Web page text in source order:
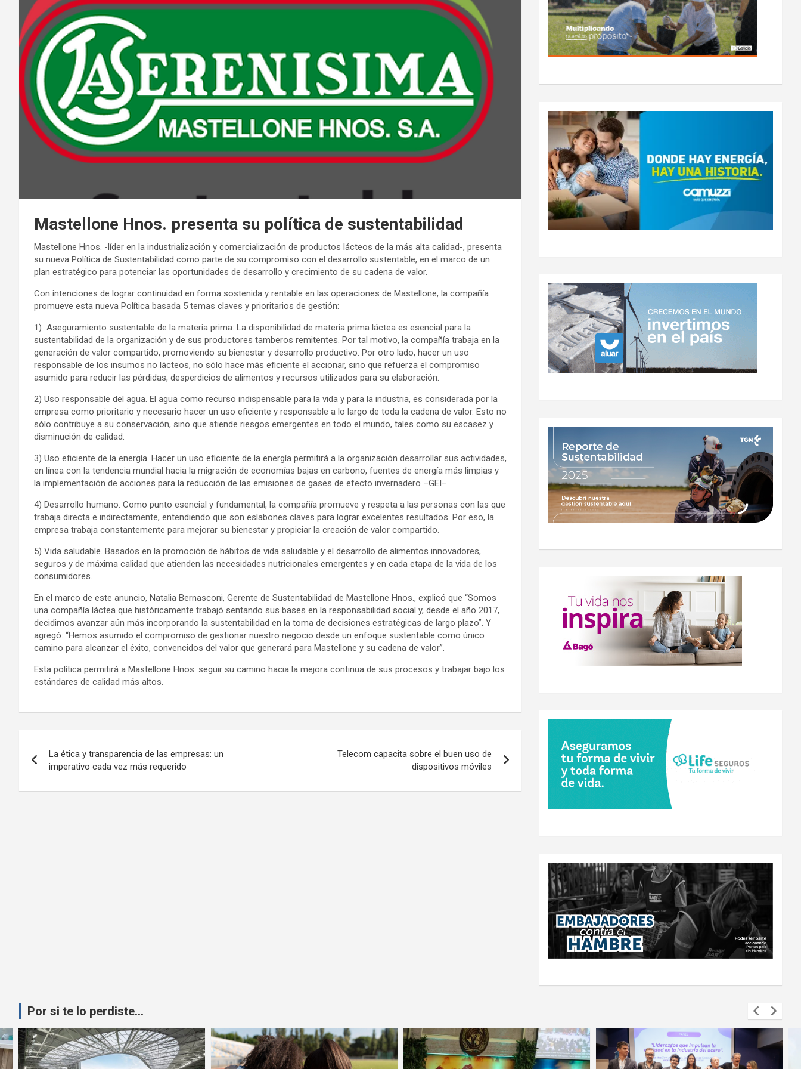
Mastellone Hnos. presenta su política de sustentabilidad
Mastellone Hnos. -líder en la industrialización y comercialización de productos lácteos de la más alta calidad-, presenta
su nueva Política de Sustentabilidad como parte de su compromiso con el desarrollo sustentable, en el marco de un
plan estratégico para potenciar las oportunidades de desarrollo y crecimiento de su cadena de valor.
Con intenciones de lograr continuidad en forma sostenida y rentable en las operaciones de Mastellone, la compañía
promueve esta nueva Política basada 5 temas claves y prioritarios de gestión:
1) Aseguramiento sustentable de la materia prima: La disponibilidad de materia prima láctea es esencial para la
sustentabilidad de la organización y de sus productores tamberos remitentes. Por tal motivo, la compañía trabaja en la
generación de valor compartido, promoviendo su bienestar y desarrollo productivo. Por otro lado, hacer un uso
responsable de los insumos no lácteos, no sólo hace más eficiente el accionar, sino que refuerza el compromiso
asumido para reducir las pérdidas, desperdicios de alimentos y recursos utilizados para su elaboración.
2) Uso responsable del agua. El agua como recurso indispensable para la vida y para la industria, es considerada por la
empresa como prioritario y necesario hacer un uso eficiente y responsable a lo largo de toda la cadena de valor. Esto no
sólo contribuye a su conservación, sino que atiende riesgos emergentes en todo el mundo, tales como su escasez y
disminución de calidad.
3) Uso eficiente de la energía. Hacer un uso eficiente de la energía permitirá a la organización desarrollar sus actividades,
en línea con la tendencia mundial hacia la migración de economías bajas en carbono, fuentes de energía más limpias y
la implementación de acciones para la reducción de las emisiones de gases de efecto invernadero –GEI–.
4) Desarrollo humano. Como punto esencial y fundamental, la compañía promueve y respeta a las personas con las que
trabaja directa e indirectamente, entendiendo que son eslabones claves para lograr excelentes resultados. Por eso, la
empresa trabaja constantemente para mejorar su bienestar y propiciar la creación de valor compartido.
5) Vida saludable. Basados en la promoción de hábitos de vida saludable y el desarrollo de alimentos innovadores,
seguros y de máxima calidad que atienden las necesidades nutricionales emergentes y en cada etapa de la vida de los
consumidores.
En el marco de este anuncio, Natalia Bernasconi, Gerente de Sustentabilidad de Mastellone Hnos., explicó que “Somos
una compañía láctea que históricamente trabajó sentando sus bases en la responsabilidad social y, desde el año 2017,
decidimos avanzar aún más incorporando la sustentabilidad en la toma de decisiones estratégicas de largo plazo”. Y
agregó: “Hemos asumido el compromiso de gestionar nuestro negocio desde un enfoque sustentable como único
camino para alcanzar el éxito, convencidos del valor que generará para Mastellone y su cadena de valor”.
Esta política permitirá a Mastellone Hnos. seguir su camino hacia la mejora continua de sus procesos y trabajar bajo los
estándares de calidad más altos.
de
entradas
La ética y transparencia de las empresas: un
imperativo cada vez más requerido
Telecom capacita sobre el buen uso de
dispositivos móviles
Por si te lo perdiste...